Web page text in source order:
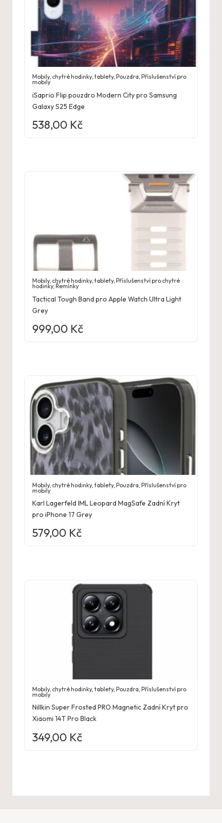
Mobily, chytré hodinky, tablety,Pouzdra,Příslušenství pro
mobily
iSaprio Flip pouzdro Modern City pro Samsung
Galaxy S25 Edge
538,00 Kč
Mobily, chytré hodinky, tablety,Příslušenství pro chytré
hodinky, Řemínky
Tactical Tough Band pro Apple Watch Ultra Light
Grey
999,00 Kč
Mobily, chytré hodinky, tablety,Pouzdra ,Příslušenství pro
mobily
Karl Lagerfeld IML Leopard MagSafe Zadní Kryt
pro iPhone 17 Grey
579,00 Kč
Mobily, chytré hodinky, tablety,Pouzdra ,Příslušenství pro
mobily
Nillkin Super Frosted PRO Magnetic Zadní Kryt pro
Xiaomi 14T Pro Black
349,00 Kč